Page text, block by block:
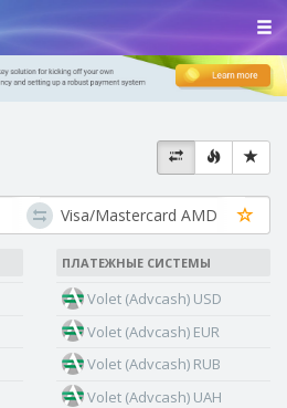
ПЛАТЕЖНЫЕ СИСТЕМЫ
Volet (Advcash) USD
Volet (Advcash) EUR
Volet (Advcash) RUB
Volet (Advcash) UAH